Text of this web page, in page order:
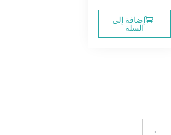
إضافة إلى
السلة
←